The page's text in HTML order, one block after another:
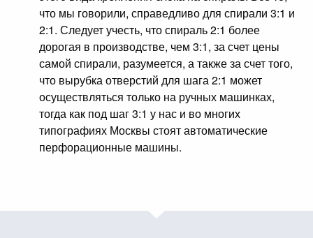
что мы говорили, справедливо для спирали 3:1 и
2:1. Следует учесть, что спираль 2:1 более
дорогая в производстве, чем 3:1, за счет цены
самой спирали, разумеется, а также за счет того,
что вырубка отверстий для шага 2:1 может
осуществляться только на ручных машинках,
тогда как под шаг 3:1 у нас и во многих
типографиях Москвы стоят автоматические
перфорационные машины.